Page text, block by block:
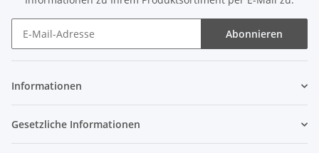
Abonnieren
Informationen
Gesetzliche Informationen